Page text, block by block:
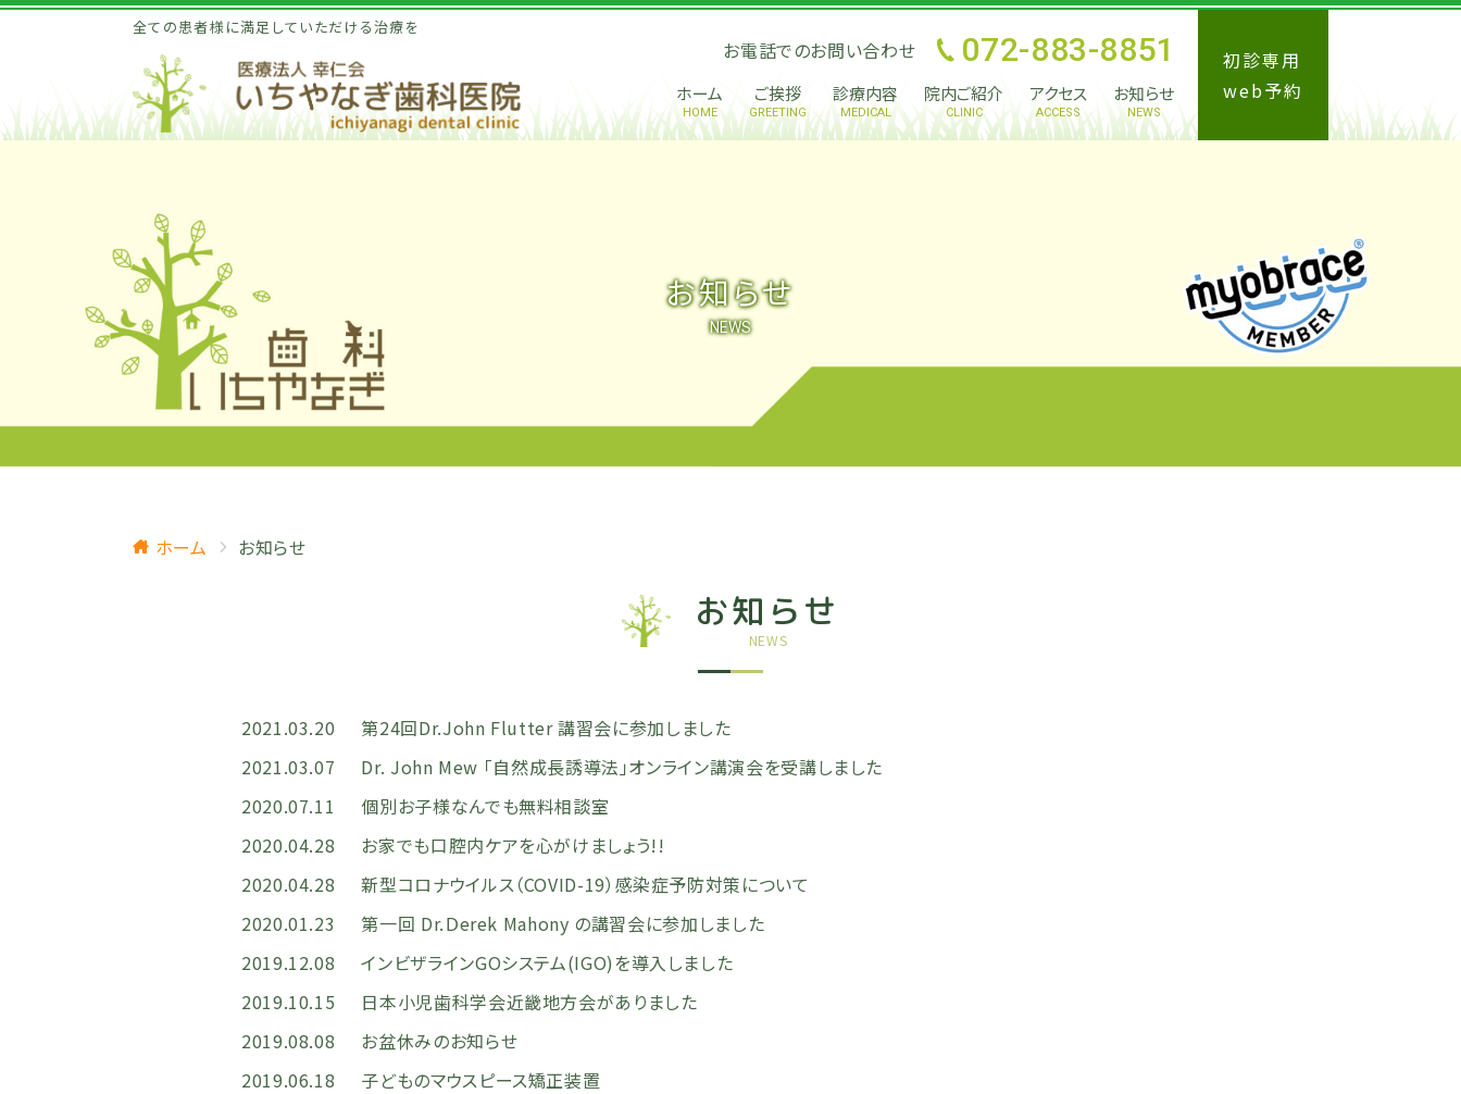
全ての患者様に満足していただける治療を
お電話でのお問い合わせ 072-883-8851
初診専用
web予約
ホーム
HOME
ご挨拶
GREETING
診療内容
MEDICAL
院内ご紹介
CLINIC
アクセス
ACCESS
お知らせ
NEWS
お知らせ
NEWS
ホーム お知らせ
お知らせ
NEWS
2021.03.20
第24回Dr.John Flutter 講習会に参加しました
2021.03.07
Dr. John Mew 「自然成長誘導法」オンライン講演会を受講しました
2020.07.11
個別お子様なんでも無料相談室
2020.04.28
お家でも口腔内ケアを心がけましょう!!
2020.04.28
新型コロナウイルス（COVID-19）感染症予防対策について
2020.01.23
第一回 Dr.Ｄerek Mahony の講習会に参加しました
2019.12.08
インビザラインGOシステム(IGO)を導入しました
2019.10.15
日本小児歯科学会近畿地方会がありました
2019.08.08
お盆休みのお知らせ
2019.06.18
子どものマウスピース矯正装置